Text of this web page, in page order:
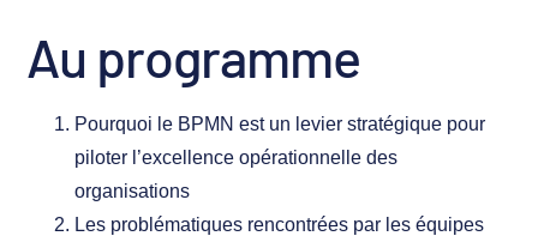
Au programme
Pourquoi le BPMN est un levier stratégique pour
piloter l’excellence opérationnelle des
organisations
Les problématiques rencontrées par les équipes